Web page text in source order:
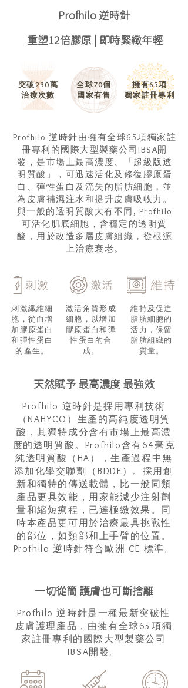
Profhilo 逆時針
重塑12倍膠原 | 即時緊緻年輕
突破230萬
治療次數
全球70個
國家有售
擁有65項
獨家註冊專利
Profhilo 逆時針由擁有全球65項獨家註
冊專利的國際大型製藥公司IBSA開
發，是市場上最高濃度、「超級版透
明質酸」，可迅速活化及修復膠原蛋
白、彈性蛋白及流失的脂肪細胞，並
為皮膚補濕注水和提升皮膚吸收力。
與一般的透明質酸大有不同, Profhilo
可活化肌底細胞，含穩定的透明質
酸，用於改造多層皮膚組織，從根源
上治療衰老。
刺激纖維細
胞，從而增
加膠原蛋白
和彈性蛋白
的產生。
激活角質形成
細胞，以增加
膠原蛋白和彈
性蛋白的合
成。
維持及促進
脂肪細胞的
活力，保留
脂肪組織的
質量。
天然賦予 最高濃度 最強效
Profhilo 逆時針是採用專利技術
（NAHYCO）生產的高純度透明質
酸，其獨特成分含有市場上最高濃
度的透明質酸。Profhilo含有64毫克
純透明質酸（HA），生產過程中無
添加化學交聯劑（BDDE）。採用創
新和獨特的傳送載體，比一般同類
產品更具效能，用家能減少注射劑
量和縮短療程，已達極緻效果。同
時本產品更可用於治療最具挑戰性
的部位，如頸部和上手臂的位置。
Profhilo 逆時針符合歐洲 CE 標準。
一切從簡 護膚也可斷捨離
Profhilo 逆時針是一種最新突破性
皮膚護理產品，由擁有全球65項獨
家註冊專利的國際大型製藥公司
IBSA開發。